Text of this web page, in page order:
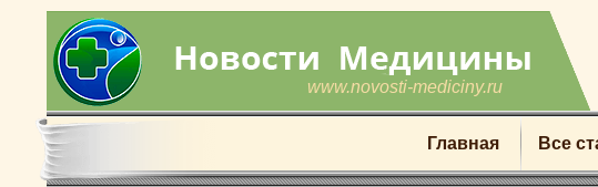
www.novosti-mediciny.ru
Главная Все